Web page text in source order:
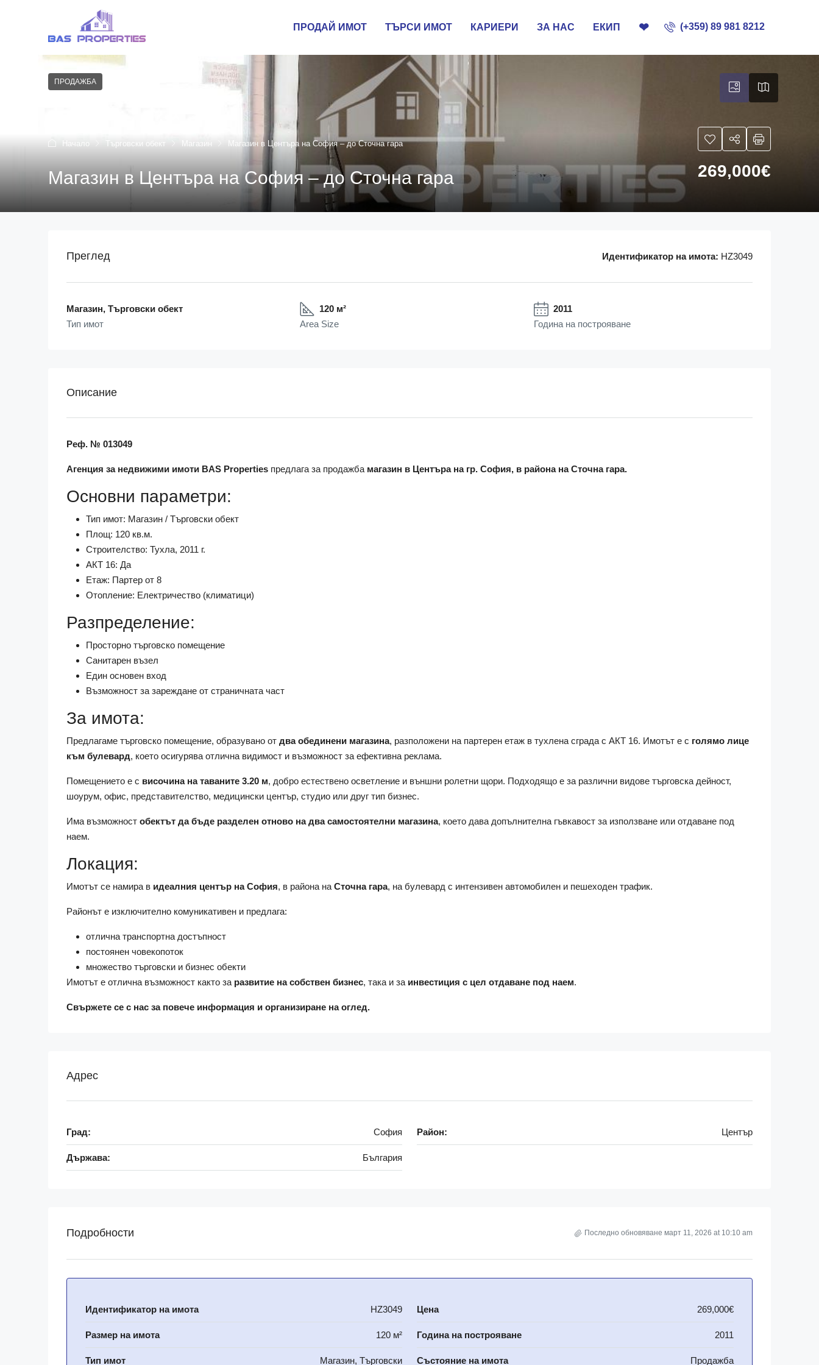
ПРОДАЙ ИМОТ ТЪРСИ ИМОТ КАРИЕРИ ЗА НАС ЕКИП ❤ (+359) 89 981 8212
ПРОДАЖБА
Начало Търговски обект Магазин Магазин в Центъра на София – до Сточна гара
Магазин в Центъра на София – до Сточна гара 269,000€
Преглед Идентификатор на имота: HZ3049
Магазин, Търговски обект
Тип имот
120 м²
Area Size
2011
Година на построяване
Описание
Реф. № 013049
Агенция за недвижими имоти BAS Properties предлага за продажба магазин в Центъра на гр. София, в района на Сточна гара.
Основни параметри:
Тип имот: Магазин / Търговски обект
Площ: 120 кв.м.
Строителство: Тухла, 2011 г.
АКТ 16: Да
Етаж: Партер от 8
Отопление: Електричество (климатици)
Разпределение:
Просторно търговско помещение
Санитарен възел
Един основен вход
Възможност за зареждане от страничната част
За имота:
Предлагаме търговско помещение, образувано от два обединени магазина, разположени на партерен етаж в тухлена сграда с АКТ 16. Имотът е с голямо лице
към булевард, което осигурява отлична видимост и възможност за ефективна реклама.
Помещението е с височина на таваните 3.20 м, добро естествено осветление и външни ролетни щори. Подходящо е за различни видове търговска дейност,
шоурум, офис, представителство, медицински център, студио или друг тип бизнес.
Има възможност обектът да бъде разделен отново на два самостоятелни магазина, което дава допълнителна гъвкавост за използване или отдаване под
наем.
Локация:
Имотът се намира в идеалния център на София, в района на Сточна гара, на булевард с интензивен автомобилен и пешеходен трафик.
Районът е изключително комуникативен и предлага:
отлична транспортна достъпност
постоянен човекопоток
множество търговски и бизнес обекти
Имотът е отлична възможност както за развитие на собствен бизнес, така и за инвестиция с цел отдаване под наем.
Свържете се с нас за повече информация и организиране на оглед.
Адрес
Град: София Район: Център
Държава: България
Подробности Последно обновяване март 11, 2026 at 10:10 am
Идентификатор на имота HZ3049 Цена 269,000€
Размер на имота 120 м² Година на построяване 2011
Тип имот
Магазин, Търговски
Състояние на имота Продажба